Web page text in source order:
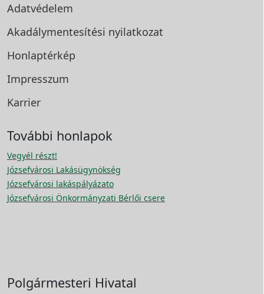
Adatvédelem
Akadálymentesítési nyilatkozat
Honlaptérkép
Impresszum
Karrier
További honlapok
Vegyél részt!
Józsefvárosi Lakásügynökség
Józsefvárosi lakáspályázato
Józsefvárosi Önkormányzati Bérlői csere
Polgármesteri Hivatal